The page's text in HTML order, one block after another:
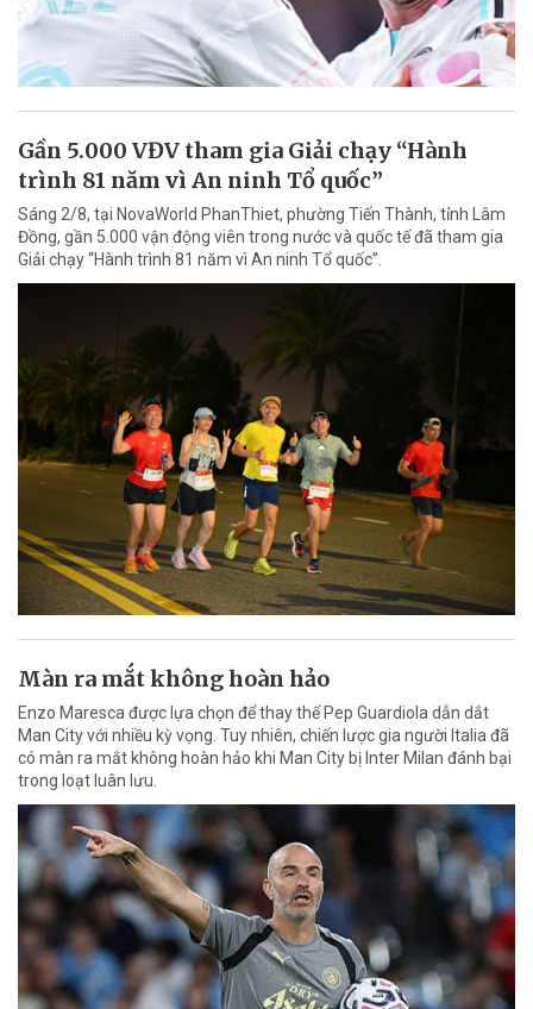
Gần 5.000 VĐV tham gia Giải chạy “Hành
trình 81 năm vì An ninh Tổ quốc”
Sáng 2/8, tại NovaWorld PhanThiet, phường Tiến Thành, tỉnh Lâm
Đồng, gần 5.000 vận động viên trong nước và quốc tế đã tham gia
Giải chạy “Hành trình 81 năm vì An ninh Tổ quốc”.
Màn ra mắt không hoàn hảo
Enzo Maresca được lựa chọn để thay thế Pep Guardiola dẫn dắt
Man City với nhiều kỳ vọng. Tuy nhiên, chiến lược gia người Italia đã
có màn ra mắt không hoàn hảo khi Man City bị Inter Milan đánh bại
trong loạt luân lưu.